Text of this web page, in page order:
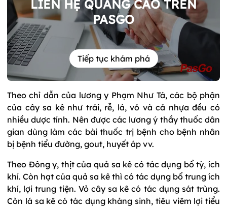
LIÊN HỆ QUẢNG CÁO TRÊN
PASGO
Tiếp tục khám phá
Theo chỉ dẫn của lương y Phạm Như Tá, các bộ phận
của cây sa kê như trái, rễ, lá, vỏ và cả nhựa đều có
nhiều dược tính. Nên được các lương ý thầy thuốc dân
gian dùng làm các bài thuốc trị bệnh cho bệnh nhân
bị bệnh tiểu đường, gout, huyết áp vv.
Theo Đông y, thịt của quả sa kê có tác dụng bổ tỳ, ích
khí. Còn hạt của quả sa kê thì có tác dụng bổ trung ích
khí, lợi trung tiện. Vỏ cây sa kê có tác dụng sát trùng.
Còn lá sa kê có tác dụng kháng sinh, tiêu viêm lợi tiểu